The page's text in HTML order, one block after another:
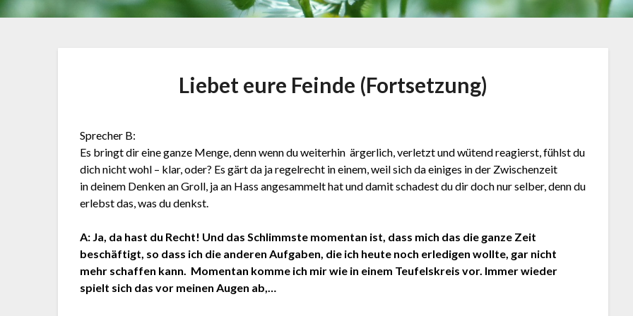
Liebet eure Feinde (Fortsetzung)
Sprecher B:
Es bringt dir eine ganze Menge, denn wenn du weiterhin ärgerlich, verletzt und wütend reagierst, fühlst du
dich nicht wohl – klar, oder? Es gärt da ja regelrecht in einem, weil sich da einiges in der Zwischenzeit
in deinem Denken an Groll, ja an Hass angesammelt hat und damit schadest du dir doch nur selber, denn du
erlebst das, was du denkst.
A: Ja, da hast du Recht! Und das Schlimmste momentan ist, dass mich das die ganze Zeit
beschäftigt, so dass ich die anderen Aufgaben, die ich heute noch erledigen wollte, gar nicht
mehr schaffen kann. Momentan komme ich mir wie in einem Teufelskreis vor. Immer wieder
spielt sich das vor meinen Augen ab,…